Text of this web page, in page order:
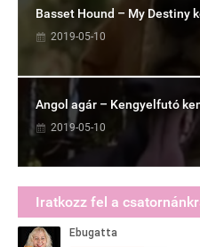
Basset Hound – My Destiny
2019-05-10
Angol agár – Kengyelfutó
2019-05-10
Iratkozz fel a